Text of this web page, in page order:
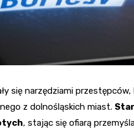
się narzędziami
z dolnośląskich miast.
, stając się ofiarą